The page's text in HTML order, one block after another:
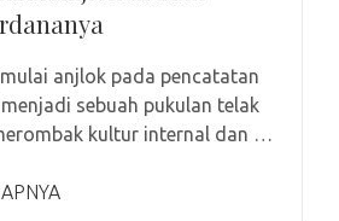
anjlok pada pencatatan
sebuah pukulan telak
kultur internal dan …